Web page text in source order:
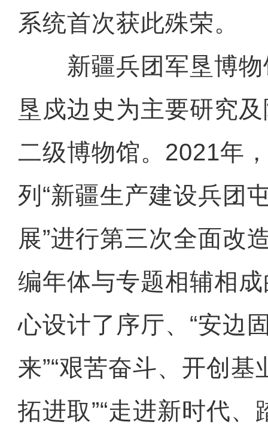
系统首次获此殊荣。
新疆兵团军垦博物
垦戍边史为主要研究
二级博物馆。2021年
列“新疆生产建设兵团
展”进行第三次全面改
编年体与专题相辅相
心设计了序厅、“安边
来”“艰苦奋斗、开创基
拓进取”“走进新时代、